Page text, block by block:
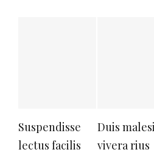
Suspendisse
lectus facilis
Duis malesi
vivera rius